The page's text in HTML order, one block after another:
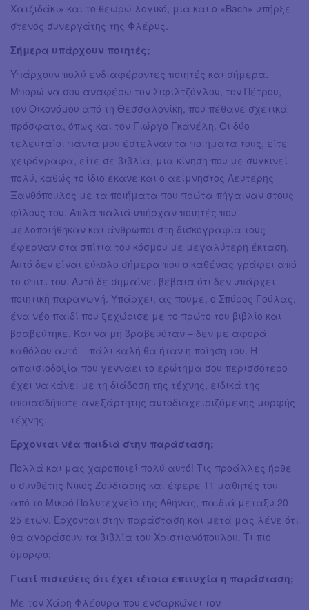
Χατζιδάκι» και το θεωρώ λογικό, μια και ο «Bach» υπήρξε
στενός συνεργάτης της Φλέρυς.
Σήμερα υπάρχουν ποιητές;
Υπάρχουν πολύ ενδιαφέροντες ποιητές και σήμερα.
Μπορώ να σου αναφέρω τον Σιφιλτζόγλου, τον Πέτρου,
τον Οικονόμου από τη Θεσσαλονίκη, που πέθανε σχετικά
πρόσφατα, όπως και τον Γιώργο Γκανέλη. Οι δύο
τελευταίοι πάντα μου έστελναν τα ποιήματα τους, είτε
χειρόγραφα, είτε σε βιβλία, μια κίνηση που με συγκινεί
πολύ, καθώς το ίδιο έκανε και ο αείμνηστος Λευτέρης
Ξανθόπουλος με τα ποιήματα που πρώτα πήγαιναν στους
φίλους του. Απλά παλιά υπήρχαν ποιητές που
μελοποιήθηκαν και άνθρωποι στη δισκογραφία τους
έφερναν στα σπίτια του κόσμου με μεγαλύτερη έκταση.
Αυτό δεν είναι εύκολο σήμερα που ο καθένας γράφει από
το σπίτι του. Αυτό δε σημαίνει βέβαια ότι δεν υπάρχει
ποιητική παραγωγή. Υπάρχει, ας πούμε, ο Σπύρος Γούλας,
ένα νέο παιδί που ξεχώρισε με το πρώτο του βιβλίο και
βραβεύτηκε. Και να μη βραβευόταν – δεν με αφορά
καθόλου αυτό – πάλι καλή θα ήταν η ποίηση του. Η
απαισιοδοξία που γεννάει το ερώτημα σου περισσότερο
έχει να κάνει με τη διάδοση της τέχνης, ειδικά της
οποιασδήποτε ανεξάρτητης αυτοδιαχειριζόμενης μορφής
τέχνης.
Έρχονται νέα παιδιά στην παράσταση;
Πολλά και μας χαροποιεί πολύ αυτό! Τις προάλλες ήρθε
ο συνθέτης Νίκος Ζούδιαρης και έφερε 11 μαθητές του
από το Μικρό Πολυτεχνείο της Αθήνας, παιδιά μεταξύ 20 –
25 ετών. Έρχονται στην παράσταση και μετά μας λένε ότι
θα αγοράσουν τα βιβλία του Χριστιανόπουλου. Τι πιο
όμορφο;
Γιατί πιστεύεις ότι έχει τέτοια επιτυχία η παράσταση;
Με τον Χάρη Φλέουρα που ενσαρκώνει τον